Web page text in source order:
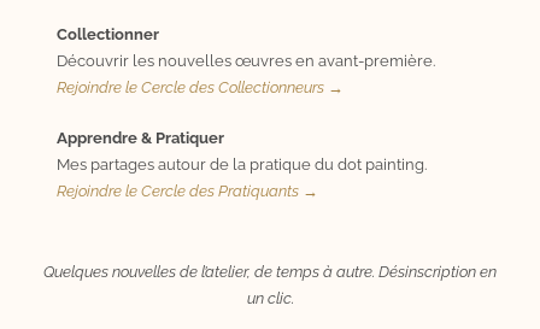
Collectionner
Découvrir les nouvelles œuvres en avant-première.
Rejoindre le Cercle des Collectionneurs →
Apprendre & Pratiquer
Mes partages autour de la pratique du dot painting.
Rejoindre le Cercle des Pratiquants →
Quelques nouvelles de l’atelier, de temps à autre. Désinscription en
un clic.